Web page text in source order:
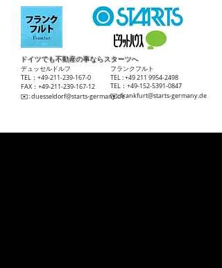
ドイツでも不動産の事ならスターツへ
​フランクフルト
TEL :+49 211 9954-2498
TEL：+49-152-5391-0847
​✉️:frankfurt@starts-germany.de
​デュッセルドルフ
TEL：+49-211-239-167-0
FAX：+49-211-239-167-12
​✉️:duesseldorf@starts-germany.de